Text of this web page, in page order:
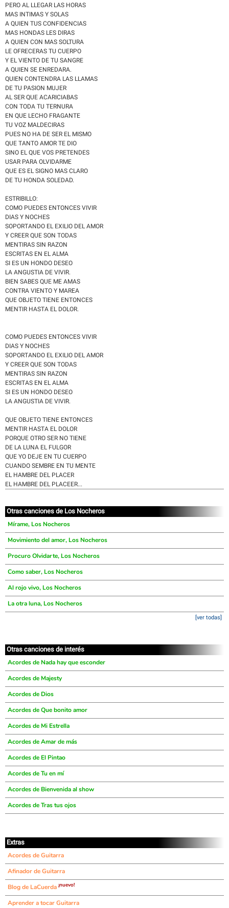
PERO AL LLEGAR LAS HORAS
MAS INTIMAS Y SOLAS
A QUIEN TUS CONFIDENCIAS
MAS HONDAS LES DIRAS
A QUIEN CON MAS SOLTURA
LE OFRECERAS TU CUERPO
Y EL VIENTO DE TU SANGRE
A QUIEN SE ENREDARA.
QUIEN CONTENDRA LAS LLAMAS
DE TU PASION MUJER
AL SER QUE ACARICIABAS
CON TODA TU TERNURA
EN QUE LECHO FRAGANTE
TU VOZ MALDECIRAS
PUES NO HA DE SER EL MISMO
QUE TANTO AMOR TE DIO
SINO EL QUE VOS PRETENDES
USAR PARA OLVIDARME
QUE ES EL SIGNO MAS CLARO
DE TU HONDA SOLEDAD.
ESTRIBILLO:
COMO PUEDES ENTONCES VIVIR
DIAS Y NOCHES
SOPORTANDO EL EXILIO DEL AMOR
Y CREER QUE SON TODAS
MENTIRAS SIN RAZON
ESCRITAS EN EL ALMA
SI ES UN HONDO DESEO
LA ANGUSTIA DE VIVIR.
BIEN SABES QUE ME AMAS
CONTRA VIENTO Y MAREA
QUE OBJETO TIENE ENTONCES
MENTIR HASTA EL DOLOR.
COMO PUEDES ENTONCES VIVIR
DIAS Y NOCHES
SOPORTANDO EL EXILIO DEL AMOR
Y CREER QUE SON TODAS
MENTIRAS SIN RAZON
ESCRITAS EN EL ALMA
SI ES UN HONDO DESEO
LA ANGUSTIA DE VIVIR.
QUE OBJETO TIENE ENTONCES
MENTIR HASTA EL DOLOR
PORQUE OTRO SER NO TIENE
DE LA LUNA EL FULGOR
QUE YO DEJE EN TU CUERPO
CUANDO SEMBRE EN TU MENTE
EL HAMBRE DEL PLACER
EL HAMBRE DEL PLACEER...
Otras canciones de Los Nocheros
Mírame, Los Nocheros
Movimiento del amor, Los Nocheros
Procuro Olvidarte, Los Nocheros
Como saber, Los Nocheros
Al rojo vivo, Los Nocheros
La otra luna, Los Nocheros
[ver todas]
Otras canciones de interés
Acordes de Nada hay que esconder
Acordes de Majesty
Acordes de Dios
Acordes de Que bonito amor
Acordes de Mi Estrella
Acordes de Amar de más
Acordes de El Pintao
Acordes de Tu en mí
Acordes de Bienvenida al show
Acordes de Tras tus ojos
Extras
Acordes de Guitarra
Afinador de Guitarra
Blog de LaCuerda ¡nuevo!
Aprender a tocar Guitarra